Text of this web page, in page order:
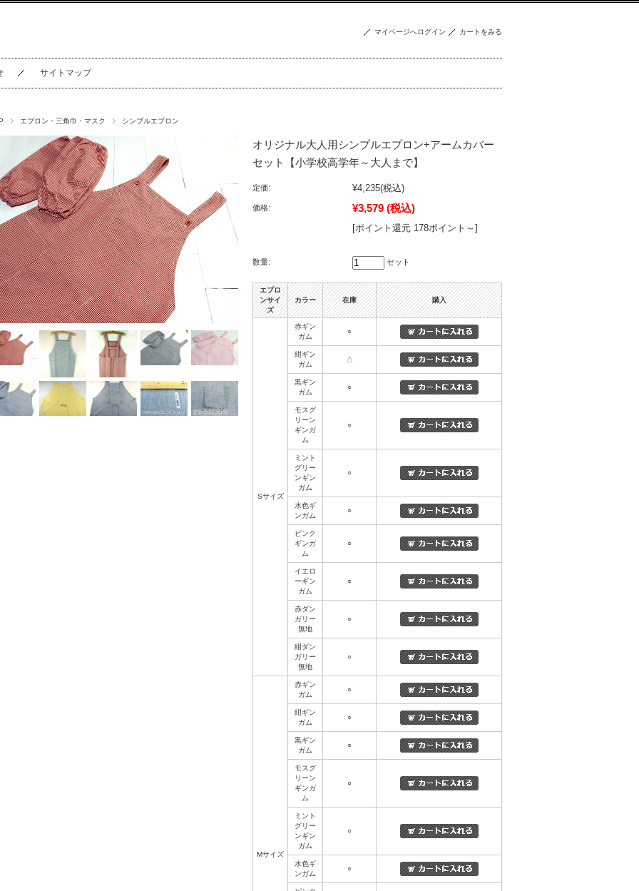
マイページへログイン カートをみる
サイトマップ
エプロン・三角巾・マスク シンプルエプロン
オリジナル大人用シンプルエプロン+アームカバー
セット【小学校高学年～大人まで】
定価: ¥4,235(税込)
価格: ¥3,579 (税込)
[ポイント還元 178ポイント～]
数量: セット
エプロ
ンサイ
ズ
カラー 在庫 購入
Sサイズ
赤ギン
ガム
○
紺ギン
ガム
△
黒ギン
ガム
○
モスグ
リーン
ギンガ
ム
○
ミント
グリー
ンギン
ガム
○
水色ギ
ンガム
○
ピンク
ギンガ
ム
○
イエロ
ーギン
ガム
○
赤ダン
ガリー
無地
○
紺ダン
ガリー
無地
○
Mサイズ
赤ギン
ガム
○
紺ギン
ガム
○
黒ギン
ガム
○
モスグ
リーン
ギンガ
ム
○
ミント
グリー
ンギン
ガム
○
水色ギ
ンガム
○